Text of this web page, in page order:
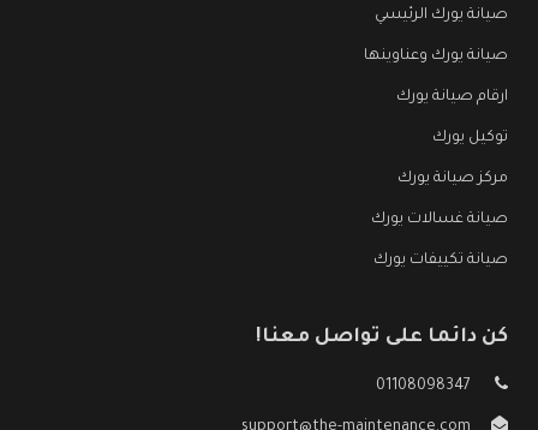
صيانة يورك الرئيسي
صيانة يورك وعناوينها
ارقام صيانة يورك
توكيل يورك
مركز صيانة يورك
صيانة غسالات يورك
صيانة تكييفات يورك
كن دائما على تواصل معنا!
01108098347